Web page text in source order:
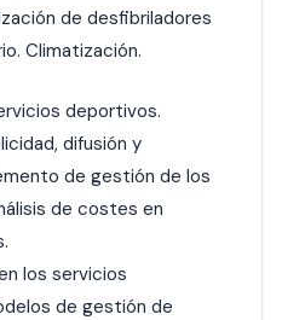
de desfibriladores
Climatización.
deportivos.
difusión y
de gestión de los
de costes en
los servicios
de gestión de